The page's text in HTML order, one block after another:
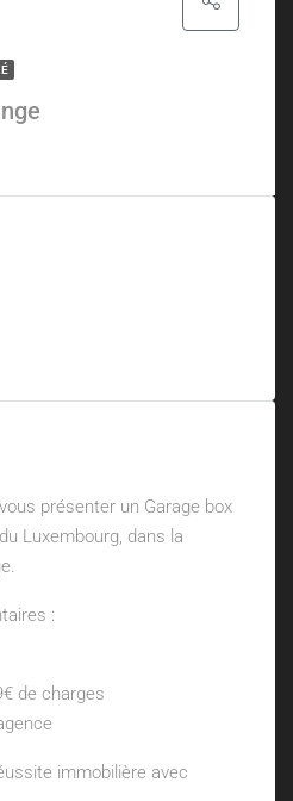
présenter un Garage box
Luxembourg, dans la
:
de charges
immobilière avec